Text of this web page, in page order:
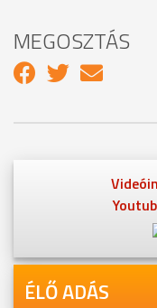
MEGOSZTÁS
ÉLŐ ADÁS